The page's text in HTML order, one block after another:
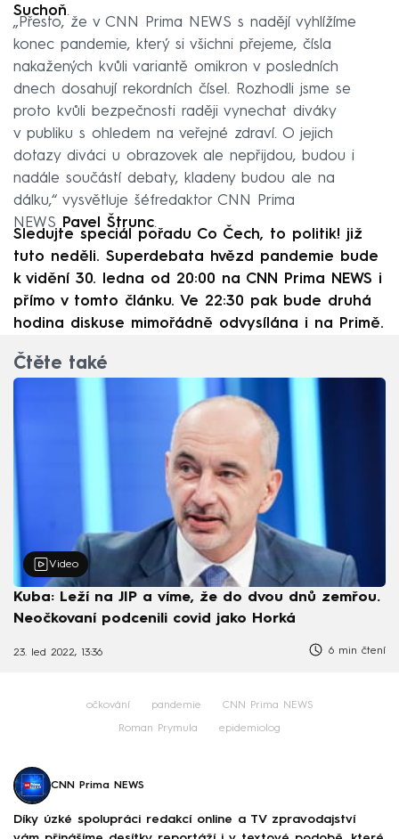
Suchoň.
„Přesto, že v CNN Prima NEWS s nadějí vyhlížíme
konec pandemie, který si všichni přejeme, čísla
nakažených kvůli variantě omikron v posledních
dnech dosahují rekordních čísel. Rozhodli jsme se
proto kvůli bezpečnosti raději vynechat diváky
v publiku s ohledem na veřejné zdraví. O jejich
dotazy diváci u obrazovek ale nepřijdou, budou i
nadále součástí debaty, kladeny budou ale na
dálku,“ vysvětluje šéfredaktor CNN Prima
NEWS
Pavel Štrunc.
Sledujte speciál pořadu Co Čech, to politik! již
tuto neděli. Superdebata hvězd pandemie bude
k vidění 30. ledna od 20:00 na CNN Prima NEWS i
přímo v tomto článku. Ve 22:30 pak bude druhá
hodina diskuse mimořádně odvysílána i na Primě.
Čtěte také
Video
Kuba: Leží na JIP a víme, že do dvou dnů zemřou.
Neočkovaní podcenili covid jako Horká
23. led 2022, 13:36 6 min čtení
očkování pandemie CNN Prima NEWS
Roman Prymula epidemiolog
CNN Prima NEWS
Díky úzké spolupráci redakcí online a TV zpravodajství